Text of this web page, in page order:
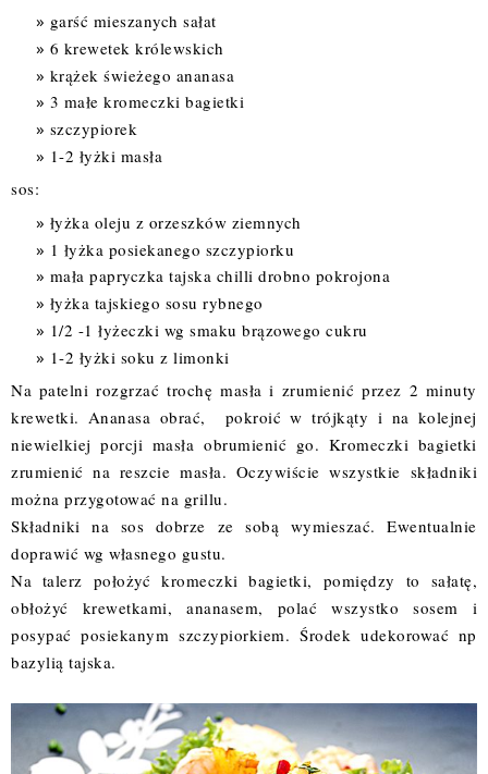
garść mieszanych sałat
6 krewetek królewskich
krążek świeżego ananasa
3 małe kromeczki bagietki
szczypiorek
1-2 łyżki masła
sos:
łyżka oleju z orzeszków ziemnych
1 łyżka posiekanego szczypiorku
mała papryczka tajska chilli drobno pokrojona
łyżka tajskiego sosu rybnego
1/2 -1 łyżeczki wg smaku brązowego cukru
1-2 łyżki soku z limonki
Na patelni rozgrzać trochę masła i zrumienić przez 2 minuty
krewetki. Ananasa obrać, pokroić w trójkąty i na kolejnej
niewielkiej porcji masła obrumienić go. Kromeczki bagietki
zrumienić na reszcie masła. Oczywiście wszystkie składniki
można przygotować na grillu.
Składniki na sos dobrze ze sobą wymieszać. Ewentualnie
doprawić wg własnego gustu.
Na talerz położyć kromeczki bagietki, pomiędzy to sałatę,
obłożyć krewetkami, ananasem, polać wszystko sosem i
posypać posiekanym szczypiorkiem. Środek udekorować np
bazylią tajska.